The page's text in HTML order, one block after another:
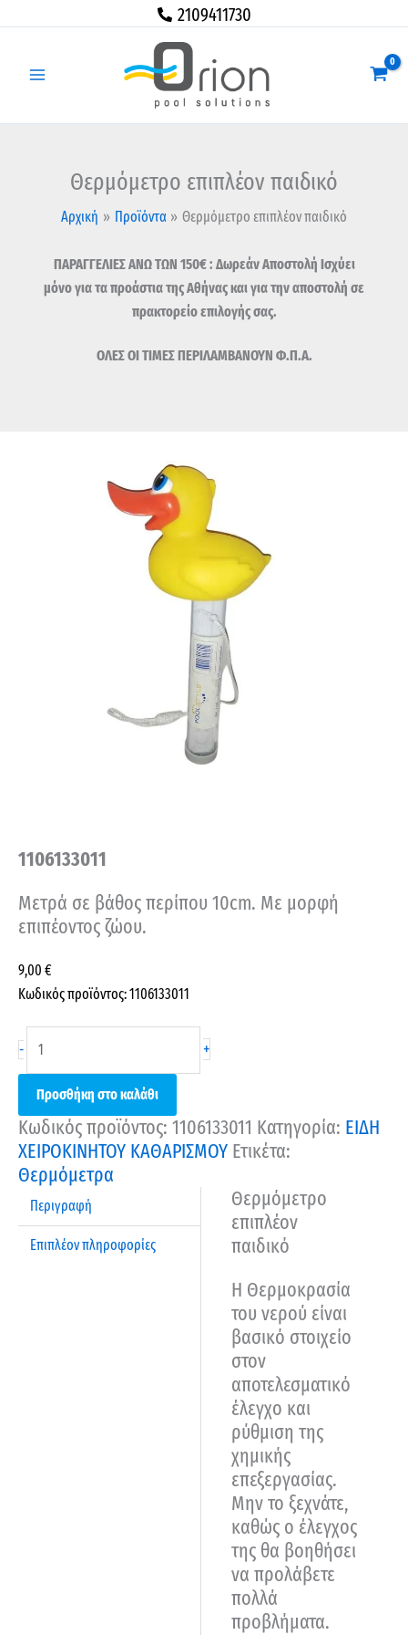
2109411730
Θερμόμετρο επιπλέον παιδικό
Αρχική Προϊόντα Θερμόμετρο επιπλέον παιδικό
ΠΑΡΑΓΓΕΛΙΕΣ ΑΝΩ ΤΩΝ 150€ : Δωρεάν Αποστολή Ισχύει
μόνο για τα προάστια της Αθήνας και για την αποστολή σε
πρακτορείο επιλογής σας.
ΟΛΕΣ ΟΙ ΤΙΜΕΣ ΠΕΡΙΛΑΜΒΑΝΟΥΝ Φ.Π.Α.
1106133011
Μετρά σε βάθος περίπου 10cm. Με μορφή
επιπέοντος ζώου.
9,00 €
Κωδικός προϊόντος: 1106133011
-
ποσότητα
+
Προσθήκη στο καλάθι
Κωδικός προϊόντος: 1106133011 Κατηγορία: ΕΙΔΗ
ΧΕΙΡΟΚΙΝΗΤΟΥ ΚΑΘΑΡΙΣΜΟΥ Ετικέτα:
Θερμόμετρα
Περιγραφή
Επιπλέον πληροφορίες
Θερμόμετρο
επιπλέον
παιδικό
Η Θερμοκρασία
του νερού είναι
βασικό στοιχείο
στον
αποτελεσματικό
έλεγχο και
ρύθμιση της
χημικής
επεξεργασίας.
Μην το ξεχνάτε,
καθώς ο έλεγχος
της θα βοηθήσει
να προλάβετε
πολλά
προβλήματα.